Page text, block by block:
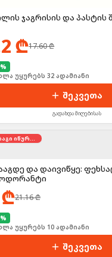
ჯაგრისის და პასტის
₾17.60₾
%
24სთ-ში იყიდა 43-მა
შეკვეთა
გადახდა მიღებისას
მარაგი იწურება
და დაივიწყე:
21.16₾
%
24სთ-ში იყიდა 17-მა
შეკვეთა